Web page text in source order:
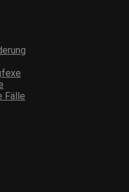
Fälle